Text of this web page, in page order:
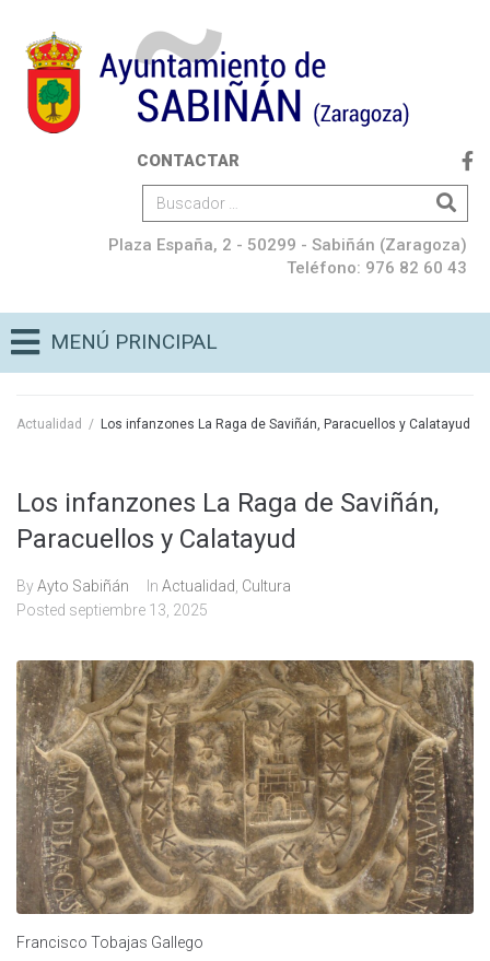
CONTACTAR
Plaza España, 2 - 50299 - Sabiñán (Zaragoza)
Teléfono: 976 82 60 43
MENÚ PRINCIPAL
Actualidad / Los infanzones La Raga de Saviñán, Paracuellos y Calatayud
Los infanzones La Raga de Saviñán,
Paracuellos y Calatayud
ByAyto Sabiñán In Actualidad Cultura
Posted septiembre 13, 2025
Francisco Tobajas Gallego